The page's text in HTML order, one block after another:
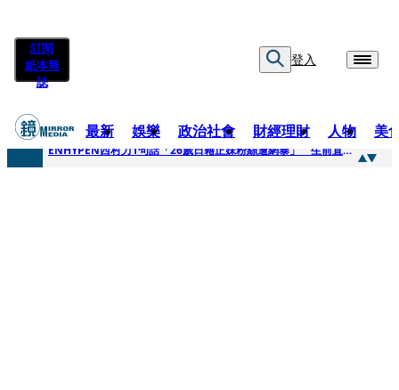
訂閱
紙本雜
誌
登入
最新 娛樂 政治社會 財經理財 人物 美
快訊
ENHYPEN西村力1句話「26歲日籍正妹粉絲遭網暴」 生前直播震撼畫面全網瘋傳！警方證實死訊